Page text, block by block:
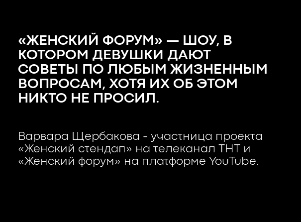
«ЖЕНСКИЙ ФОРУМ» — ШОУ, В
КОТОРОМ ДЕВУШКИ ДАЮТ
СОВЕТЫ ПО ЛЮБЫМ ЖИЗНЕННЫМ
ВОПРОСАМ, ХОТЯ ИХ ОБ ЭТОМ
НИКТО НЕ ПРОСИЛ.
Варвара Щербакова - участница проекта
«Женский стендап» на телеканал ТНТ и
«Женский форум» на платформе YouTube.